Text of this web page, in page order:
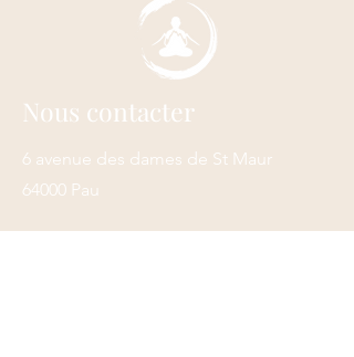
Nous contacter
6 avenue des dames de St Maur
64000 Pau